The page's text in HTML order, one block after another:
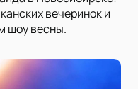
вечеринок и
шоу весны.